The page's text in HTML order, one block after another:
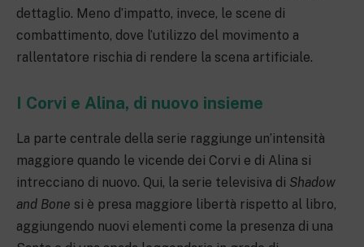
dettaglio. Meno d’impatto, invece, le scene di
combattimento, dove l’utilizzo del movimento a
rallentatore rischia di rendere la scena artificiale.
I Corvi e Alina, di nuovo insieme
La parte centrale della serie raggiunge un’intensità
maggiore quando le vicende dei Corvi e di Alina si
intrecciano di nuovo. Qui, la serie televisiva di Shadow
and Bone si è presa maggiore libertà rispetto al libro,
aggiungendo nuovi elementi come la presenza di una